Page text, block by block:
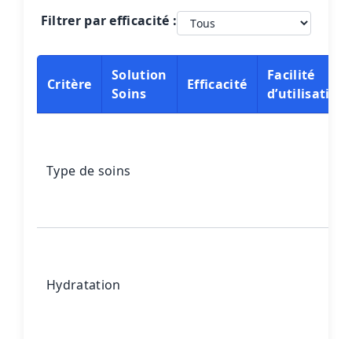
Filtrer par efficacité :
Critère
Solution
Soins
Efficacité
Facilité
d’utilisation
Type de soins
Hydratation